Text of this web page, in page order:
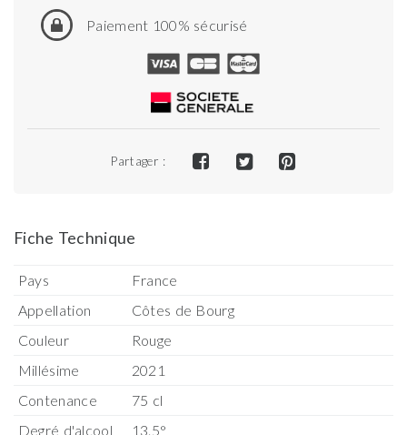
Paiement 100% sécurisé
Partager :
Fiche Technique
Pays
France
Appellation
Côtes de Bourg
Couleur
Rouge
Millésime
2021
Contenance
75 cl
Degré d'alcool
13.5°